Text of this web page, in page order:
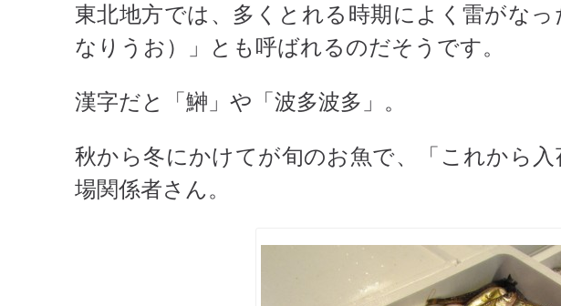
東北地方では、多くとれる時期によく雷がな
なりうお）」とも呼ばれるのだそうです。
漢字だと「鰰」や「波多波多」。
秋から冬にかけてが旬のお魚で、「これから
場関係者さん。